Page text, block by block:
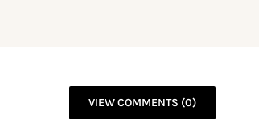
VIEW COMMENTS (0)